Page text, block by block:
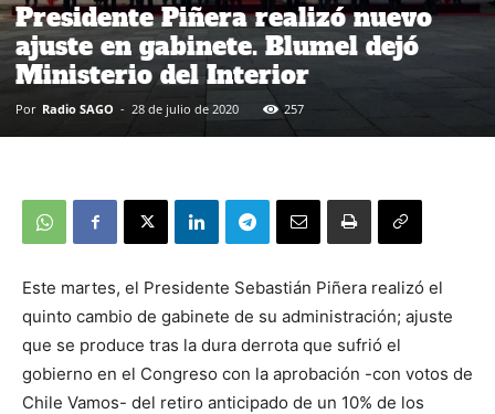
Presidente Piñera realizó nuevo
ajuste en gabinete. Blumel dejó
Ministerio del Interior
Por Radio SAGO - 28 de julio de 2020 257
Este martes, el Presidente Sebastián Piñera realizó el
quinto cambio de gabinete de su administración; ajuste
que se produce tras la dura derrota que sufrió el
gobierno en el Congreso con la aprobación -con votos de
Chile Vamos- del retiro anticipado de un 10% de los